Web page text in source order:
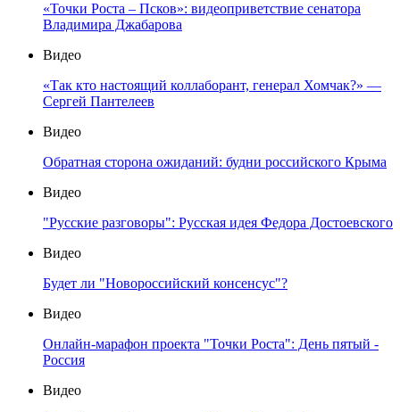
«Точки Роста – Псков»: видеоприветствие сенатора
Владимира Джабарова
Видео
«Так кто настоящий коллаборант, генерал Хомчак?» —
Сергей Пантелеев
Видео
Обратная сторона ожиданий: будни российского Крыма
Видео
"Русские разговоры": Русская идея Федора Достоевского
Видео
Будет ли "Новороссийский консенсус"?
Видео
Онлайн-марафон проекта "Точки Роста": День пятый -
Россия
Видео